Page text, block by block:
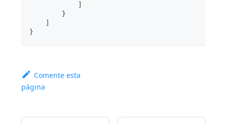
            ]
        }
    ]
}
Comente esta
página